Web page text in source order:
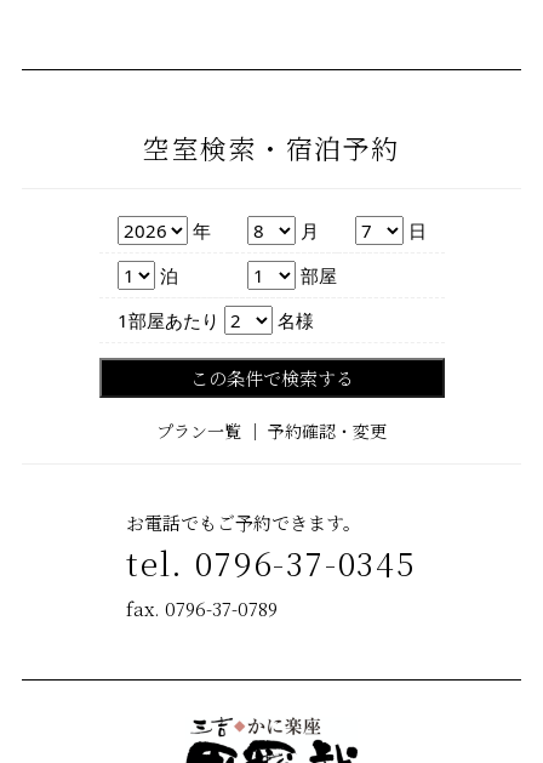
空室検索・宿泊予約
年 年 月 月 日
日
泊数 泊 部屋数 部屋
1部屋あたり
人数 名様
この条件で検索する
プラン一覧 ｜ 予約確認・変更
お電話でもご予約できます。
tel. 0796-37-0345
fax. 0796-37-0789